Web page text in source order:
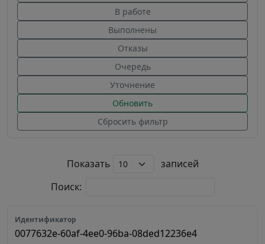
В работе
Выполнены
Отказы
Очередь
Уточнение
Обновить
Сбросить фильтр
Показать
записей
Поиск:
0077632e-60af-4ee0-96ba-08ded12236e4